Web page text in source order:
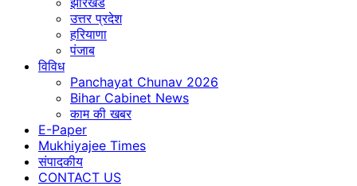
उत्तर प्रदेश
हरियाणा
पंजाब
विविध
Panchayat Chunav 2026
Bihar Cabinet News
काम की खबर
E-Paper
Mukhiyajee Times
संपादकीय
CONTACT US